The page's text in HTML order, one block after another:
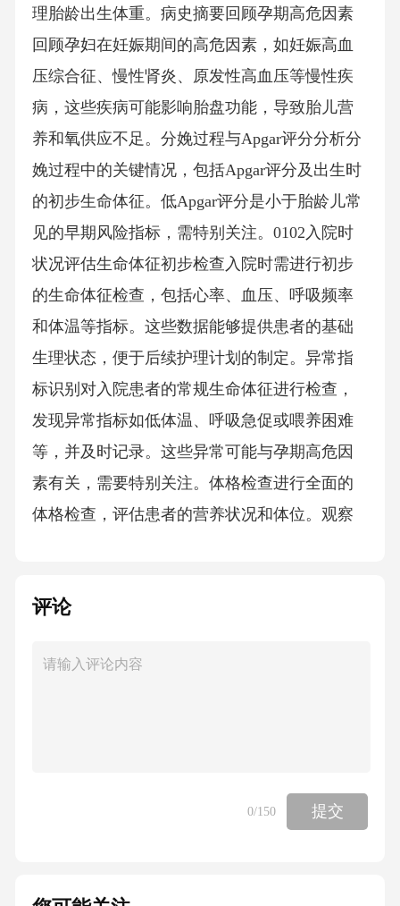
理胎龄出生体重。病史摘要回顾孕期高危因素
回顾孕妇在妊娠期间的高危因素，如妊娠高血
压综合征、慢性肾炎、原发性高血压等慢性疾
病，这些疾病可能影响胎盘功能，导致胎儿营
养和氧供应不足。分娩过程与Apgar评分分析分
娩过程中的关键情况，包括Apgar评分及出生时
的初步生命体征。低Apgar评分是小于胎龄儿常
见的早期风险指标，需特别关注。0102入院时
状况评估生命体征初步检查入院时需进行初步
的生命体征检查，包括心率、血压、呼吸频率
和体温等指标。这些数据能够提供患者的基础
生理状态，便于后续护理计划的制定。异常指
标识别对入院患者的常规生命体征进行检查，
发现异常指标如低体温、呼吸急促或喂养困难
等，并及时记录。这些异常可能与孕期高危因
素有关，需要特别关注。体格检查进行全面的
体格检查，评估患者的营养状况和体位。观察
评分对新生儿进行Apgar评分，评估其出生后的
反应性、肤色和肌张力五个方面，结果用于指
等。确保所有干预及时且针对性强，以促进患
儿尽快稳定和康复。病程变化关键时间点记录
评论
0/150 提交